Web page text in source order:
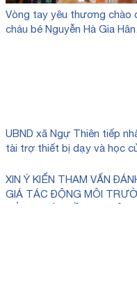
Vòng tay yêu thương chào
cháu bé Nguyễn Hà Gia Hân.
UBND xã Ngự Thiên tiếp
tài trợ thiết bị dạy và học
giáo dục Việt Nam (VTED).
XIN Ý KIẾN THAM VẤN
GIÁ TÁC ĐỘNG MÔI